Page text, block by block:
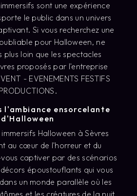
sont une expérience
le public dans un univers
Si vous recherchez une
pour Halloween, ne
plus loin que les spectacles
proposés par l'entreprise
- EVENEMENTS FESTIFS
l'ambiance ensorcelante
d'Halloween
Halloween à Sèvres
au cœur de l'horreur et du
captiver par des scénarios
époustouflants qui vous
un monde parallèle où les